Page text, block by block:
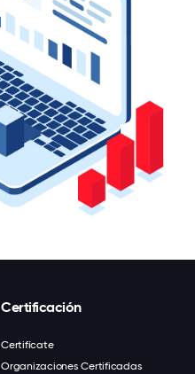
Certificación
Certifícate
Organizaciones Certificadas